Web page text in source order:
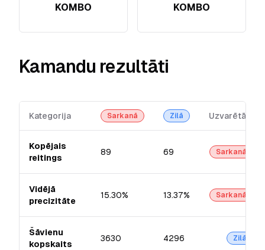
KOMBO KOMBO
Kamandu rezultāti
Kategorija Sarkanā Zilā Uzvarētājs
Kopējais
reitings
89 69 Sarkanā
Vidējā
precizitāte
15.30% 13.37% Sarkanā
Šāvienu
kopskaits
3630 4296 Zilā